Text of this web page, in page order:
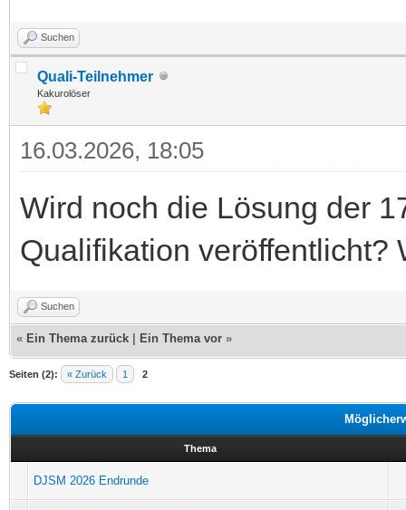
Suchen
Quali-Teilnehmer
Kakurolöser
16.03.2026, 18:05
Wird noch die Lösung der
Qualifikation veröffentlicht?
Suchen
« Ein Thema zurück Ein Thema vor »
Seiten (2): « Zurück 1 2
Thema
DJSM 2026 Endrunde